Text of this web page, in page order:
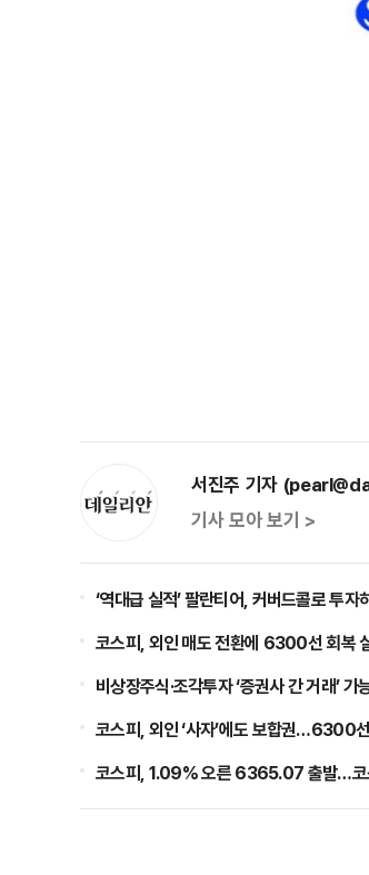
서진주 기자
기사 모아 보기 >
‘역대급 실적’ 팔란티어, 커버드콜로 투자
코스피, 외인 매도 전환에 6300선 회복
비상장주식·조각투자 ‘증권사 간 거래’ 가
코스피, 외인 ‘사자’에도 보합권…6300
코스피, 1.09% 오른 6365.07 출발…코